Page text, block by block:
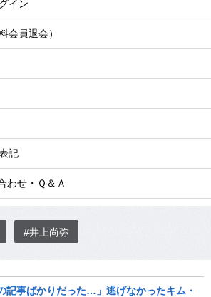
イン
会員退会）
記
わせ・Ｑ＆Ａ
#井上尚弥
記事ばかりだった…」逃げなかったキム・